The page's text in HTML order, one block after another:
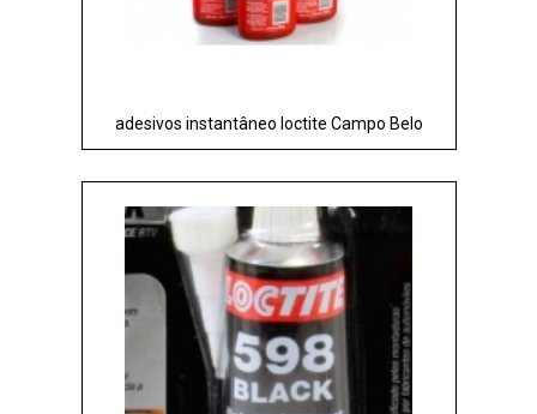
adesivos instantâneo loctite Campo Belo